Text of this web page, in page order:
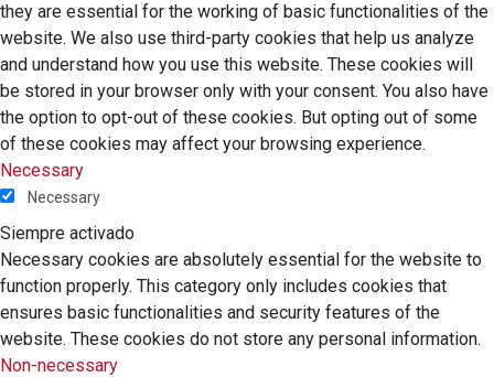
they are essential for the working of basic functionalities of the
website. We also use third-party cookies that help us analyze
and understand how you use this website. These cookies will
be stored in your browser only with your consent. You also have
the option to opt-out of these cookies. But opting out of some
of these cookies may affect your browsing experience.
Necessary
Necessary
Siempre activado
Necessary cookies are absolutely essential for the website to
function properly. This category only includes cookies that
ensures basic functionalities and security features of the
website. These cookies do not store any personal information.
Non-necessary